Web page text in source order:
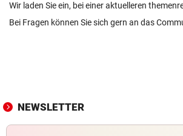
Wir laden Sie ein, bei einer aktuelleren
Bei Fragen können Sie sich gern an das
NEWSLETTER